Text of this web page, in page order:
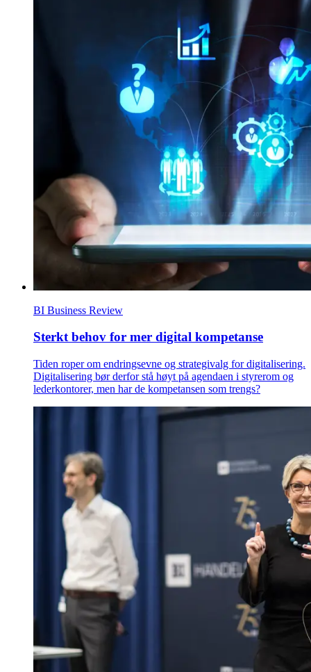
BI Business Review
Sterkt behov for mer digital kompetanse
Tiden roper om endringsevne og strategivalg for digitalisering.
Digitalisering bør derfor stå høyt på agendaen i styrerom og
lederkontorer, men har de kompetansen som trengs?